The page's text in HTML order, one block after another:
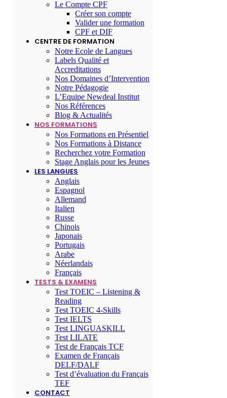
Le Compte CPF
Créer son compte
Valider une formation
CPF et DIF
CENTRE DE FORMATION
Notre Ecole de Langues
Labels Qualité et
Accreditations
Nos Domaines d’Intervention
Notre Pédagogie
L’Equipe Newdeal Institut
Nos Références
Blog & Actualités
NOS FORMATIONS
Nos Formations en Présentiel
Nos Formations à Distance
Recherchez votre Formation
Stage Anglais pour les Jeunes
LES LANGUES
Anglais
Espagnol
Allemand
Italien
Russe
Chinois
Japonais
Portugais
Arabe
Néerlandais
Français
TESTS & EXAMENS
Test TOEIC – Listening &
Reading
Test TOEIC 4-Skills
Test IELTS
Test LINGUASKILL
Test LILATE
Test de Français TCF
Examen de Français
DELF/DALF
Test d’évaluation du Français
TEF
CONTACT